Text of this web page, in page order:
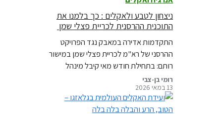
ניצחון לטבע ולאקלים : כך בלמנו את
התוכנית ההרסנית לכריית פצלי שמן
התקדמות אדירה במאבק נגד הפרויקט
ההרסני של רא"מ לכריית פצלי שמן במישור
רותם: בתחילת חודש מאי קיבל מינהל
התכנון החלטה לעצור את ניסיון המחטף
של חברת רא"ם לקדם את הפרויקט
במסלול עוקף בוועדה לתשתיות לאומיות
רומי בן-צבי
13 במאי 2026